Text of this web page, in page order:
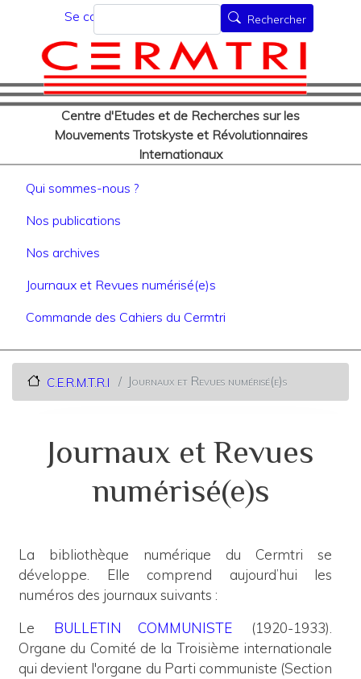
au
contenu
principal
Menu du compte de
Se connecter
Centre d'Etudes et de Recherches sur les
Mouvements Trotskyste et Révolutionnaires
Internationaux
Rechercher Rechercher
Navigation principale
Qui sommes-nous ?
Nos publications
Nos archives
Journaux et Revues numérisé(e)s
Commande des Cahiers du Cermtri
C.E.R.M.T.R.I Journaux et Revues numérisé(e)s
Journaux et Revues
numérisé(e)s
La bibliothèque numérique du Cermtri se
développe. Elle comprend aujourd’hui les
numéros des journaux suivants :
Le
BULLETIN COMMUNISTE
(1920-1933).
Organe du Comité de la Troisième internationale
qui devient l'organe du Parti communiste (Section